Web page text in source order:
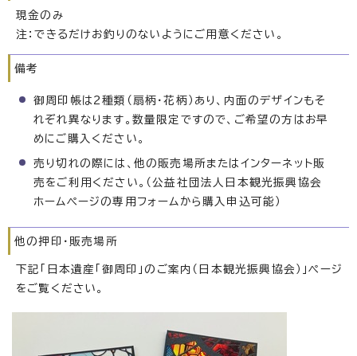
現金のみ
注：できるだけお釣りのないようにご用意ください。
備考
御周印帳は2種類（扇柄・花柄）あり、内面のデザインもそ
れぞれ異なります。数量限定ですので、ご希望の方はお早
めにご購入ください。
売り切れの際には、他の販売場所またはインターネット販
売をご利用ください。（公益社団法人日本観光振興協会
ホームページの専用フォームから購入申込可能）
他の押印・販売場所
下記「日本遺産「御周印」のご案内（日本観光振興協会）」ページ
をご覧ください。